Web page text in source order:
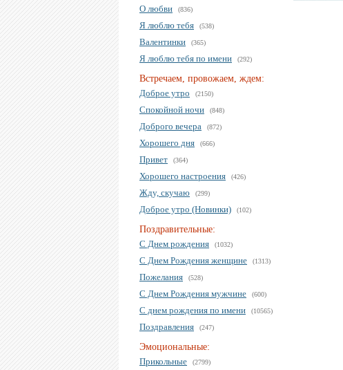
О любви
(836)
Я люблю тебя (538)
Валентинки (365)
Я люблю тебя по имени (292)
Встречаем, провожаем, ждем:
Доброе утро
(2150)
Спокойной ночи (848)
Доброго вечера (872)
Хорошего дня (666)
Привет (364)
Хорошего настроения (426)
Жду, скучаю (299)
Доброе утро (Новинки) (102)
Поздравительные:
С Днем рождения
(1032)
С Днем Рождения женщине (1313)
Пожелания (528)
С Днем Рождения мужчине (600)
С днем рождения по имени (10565)
Поздравления (247)
Эмоциональные:
Прикольные
(2799)